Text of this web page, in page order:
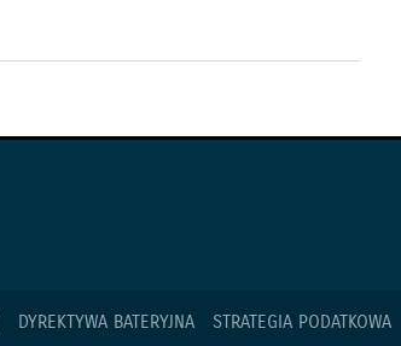
DYREKTYWA BATERYJNA
STRATEGIA PODATKOWA